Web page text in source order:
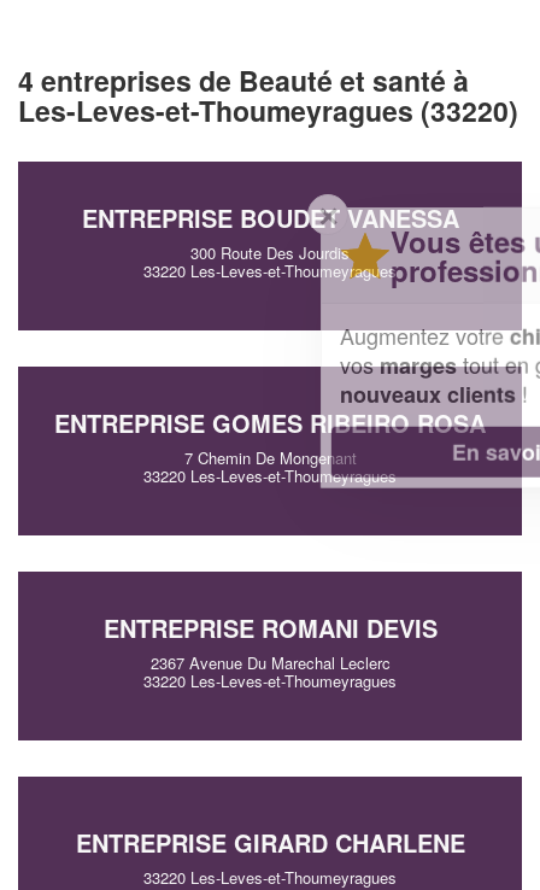
4 entreprises de Beauté et santé à
Les-Leves-et-Thoumeyragues (33220)
ENTREPRISE BOUDET VANESSA
300 Route Des Jourdis
33220 Les-Leves-et-Thoumeyragues
ENTREPRISE GOMES RIBEIRO ROSA
7 Chemin De Mongenant
33220 Les-Leves-et-Thoumeyragues
ENTREPRISE ROMANI DEVIS
2367 Avenue Du Marechal Leclerc
33220 Les-Leves-et-Thoumeyragues
ENTREPRISE GIRARD CHARLENE
33220 Les-Leves-et-Thoumeyragues
✕
Vous êtes un
professionnel ?
Augmentez votrechiffre d'affaireset
vosmargestout en gagnant de
En savoir plus